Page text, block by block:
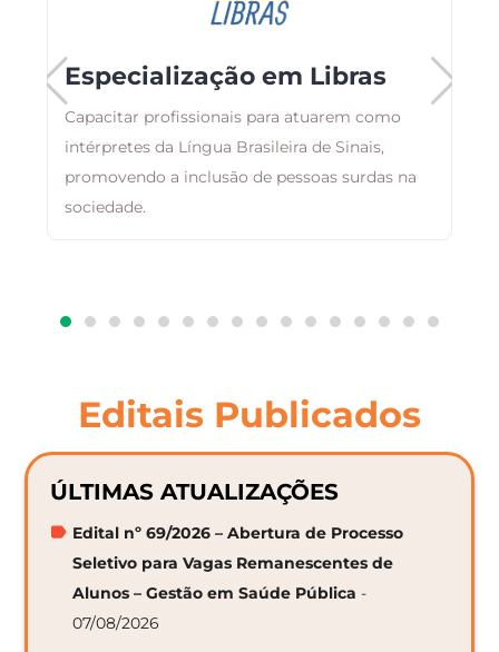
Especialização em Libras
Capacitar profissionais para atuarem como
intérpretes da Língua Brasileira de Sinais,
promovendo a inclusão de pessoas surdas na
sociedade.
Editais Publicados
ÚLTIMAS ATUALIZAÇÕES
Edital nº 69/2026 – Abertura de Processo
Seletivo para Vagas Remanescentes de
Alunos – Gestão em Saúde Pública -
07/08/2026